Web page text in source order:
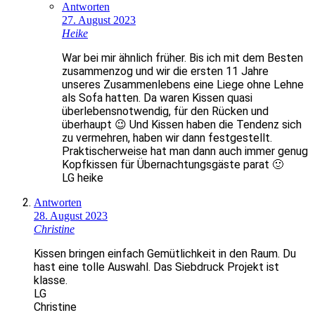
Antworten
27. August 2023
Heike
War bei mir ähnlich früher. Bis ich mit dem Besten
zusammenzog und wir die ersten 11 Jahre
unseres Zusammenlebens eine Liege ohne Lehne
als Sofa hatten. Da waren Kissen quasi
überlebensnotwendig, für den Rücken und
überhaupt 😉 Und Kissen haben die Tendenz sich
zu vermehren, haben wir dann festgestellt.
Praktischerweise hat man dann auch immer genug
Kopfkissen für Übernachtungsgäste parat 🙂
LG heike
Antworten
28. August 2023
Christine
Kissen bringen einfach Gemütlichkeit in den Raum. Du
hast eine tolle Auswahl. Das Siebdruck Projekt ist
klasse.
LG
Christine